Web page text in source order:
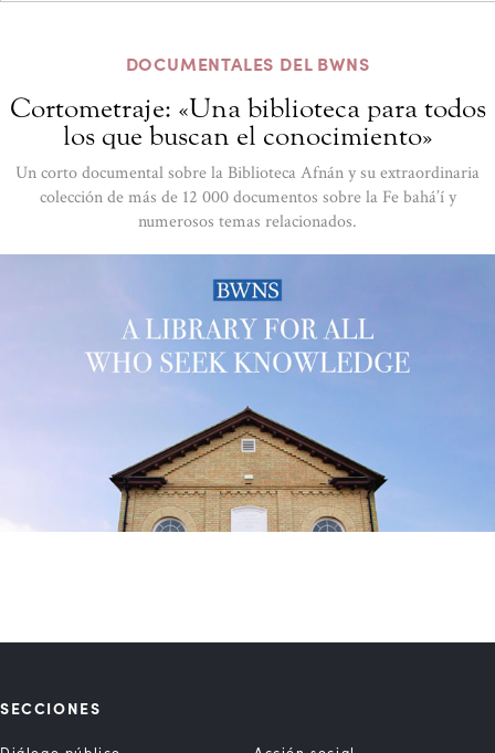
DOCUMENTALES DEL BWNS
Cortometraje: «Una biblioteca para todos
los que buscan el conocimiento»
Un corto documental sobre la Biblioteca Afnán y su extraordinaria
colección de más de 12 000 documentos sobre la Fe bahá’í y
numerosos temas relacionados.
SECCIONES